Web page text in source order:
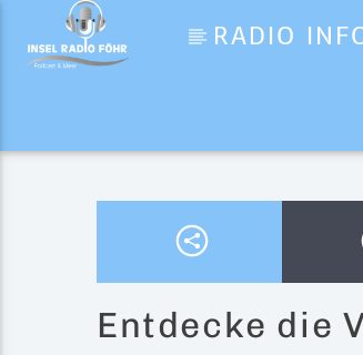
RADIO
Come On Eileen
Dexys Midnight
Entdecke die